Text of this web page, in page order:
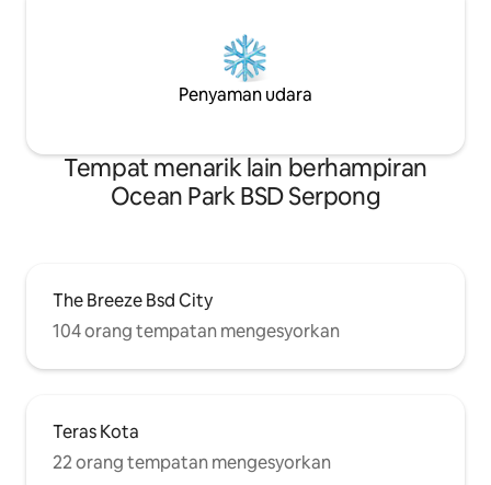
Penyaman udara
Tempat menarik lain berhampiran
Ocean Park BSD Serpong
The Breeze Bsd City
104 orang tempatan mengesyorkan
Teras Kota
22 orang tempatan mengesyorkan